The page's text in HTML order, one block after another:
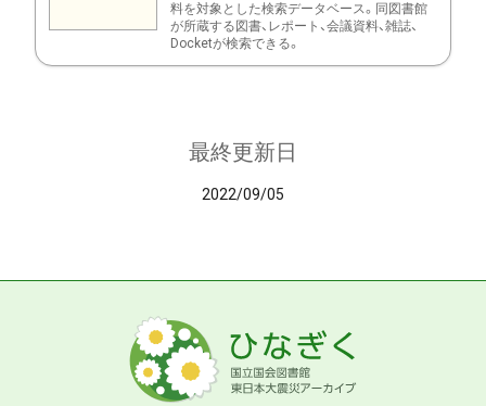
料を対象とした検索データベース。同図書館
が所蔵する図書、レポート、会議資料、雑誌、
Docketが検索できる。
最終更新日
2022/09/05